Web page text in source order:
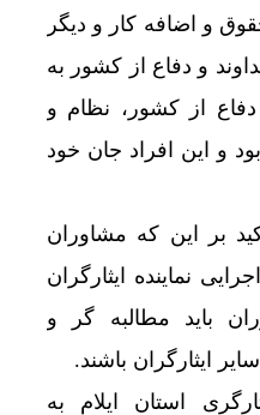
و اضافه کار و دیگر
و دفاع از کشور به
از کشور، نظام و
و این افراد جان خود
بر این که مشاوران
نماینده ایثارگران
باید مطالبه گر و
ایثارگران باشند.
استان ایلام به